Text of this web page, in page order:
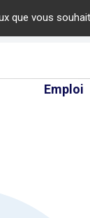
que vous
Emploi